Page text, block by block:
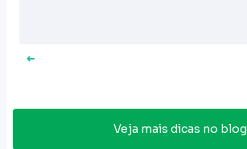
Veja mais dicas no blog